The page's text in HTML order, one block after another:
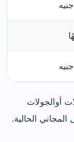
أوالجولات
الحالية.